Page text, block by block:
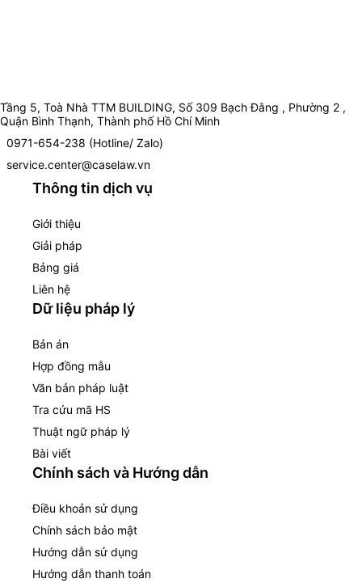
Tầng 5, Toà Nhà TTM BUILDING, Số 309 Bạch Đằng , Phường 2 ,
Quận Bình Thạnh, Thành phố Hồ Chí Minh
0971-654-238 (Hotline/ Zalo)
service.center@caselaw.vn
Thông tin dịch vụ
Giới thiệu
Giải pháp
Bảng giá
Liên hệ
Dữ liệu pháp lý
Bản án
Hợp đồng mẫu
Văn bản pháp luật
Tra cứu mã HS
Thuật ngữ pháp lý
Bài viết
Chính sách và Hướng dẫn
Điều khoản sử dụng
Chính sách bảo mật
Hướng dẫn sử dụng
Hướng dẫn thanh toán